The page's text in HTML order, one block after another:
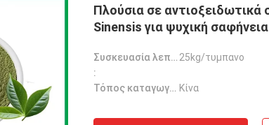
Πλούσια σε
Sinensis για ψυχική
Συσκευασία λεπτομέρειες: 25kg/τυμπανο
:
Τόπος καταγωγής Κίνα